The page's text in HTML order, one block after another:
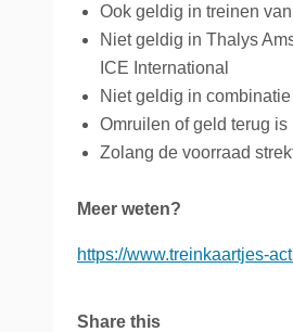
Ook geldig in treinen
Niet geldig in Thalys
ICE International
Niet geldig in
Omruilen of geld terug
Zolang de voorraad
Meer weten?
https://www.treinkaartjes-
Share this